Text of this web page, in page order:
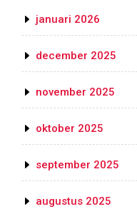
januari 2026
december 2025
november 2025
oktober 2025
september 2025
augustus 2025